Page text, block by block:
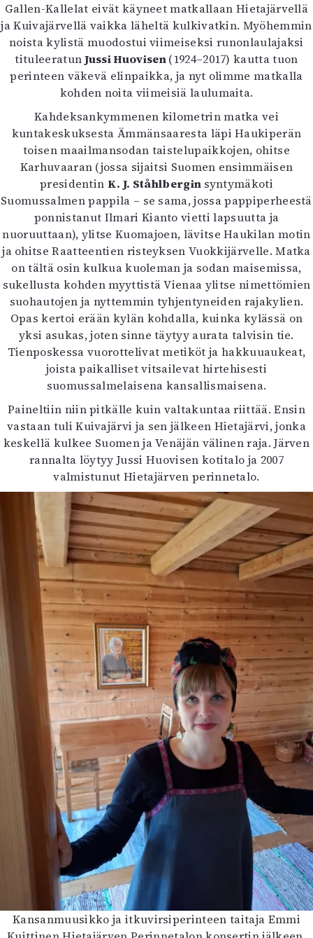
Gallen-Kallelat eivät käyneet matkallaan Hietajärvellä
ja Kuivajärvellä vaikka läheltä kulkivatkin. Myöhemmin
noista kylistä muodostui viimeiseksi runonlaulajaksi
tituleeratunJussi Huovisen(1924–2017) kautta tuon
perinteen väkevä elinpaikka, ja nyt olimme matkalla
kohden noita viimeisiä laulumaita.
Kahdeksankymmenen kilometrin matka vei
kuntakeskuksesta Ämmänsaaresta läpi Haukiperän
toisen maailmansodan taistelupaikkojen, ohitse
Karhuvaaran (jossa sijaitsi Suomen ensimmäisen
presidentin K. J. Ståhlbergin syntymäkoti
Suomussalmen pappila – se sama, jossa pappiperheestä
ponnistanut Ilmari Kianto vietti lapsuutta ja
nuoruuttaan), ylitse Kuomajoen, lävitse Haukilan motin
ja ohitse Raatteentien risteyksen Vuokkijärvelle. Matka
on tältä osin kulkua kuoleman ja sodan maisemissa,
sukellusta kohden myyttistä Vienaa ylitse nimettömien
suohautojen ja nyttemmin tyhjentyneiden rajakylien.
Opas kertoi erään kylän kohdalla, kuinka kylässä on
yksi asukas, joten sinne täytyy aurata talvisin tie.
Tienposkessa vuorottelivat metiköt ja hakkuuaukeat,
joista paikalliset vitsailevat hirtehisesti
suomussalmelaisena kansallismaisena.
Paineltiin niin pitkälle kuin valtakuntaa riittää. Ensin
vastaan tuli Kuivajärvi ja sen jälkeen Hietajärvi, jonka
keskellä kulkee Suomen ja Venäjän välinen raja. Järven
rannalta löytyy Jussi Huovisen kotitalo ja 2007
valmistunut Hietajärven perinnetalo.
Kansanmuusikko ja itkuvirsiperinteen taitaja Emmi